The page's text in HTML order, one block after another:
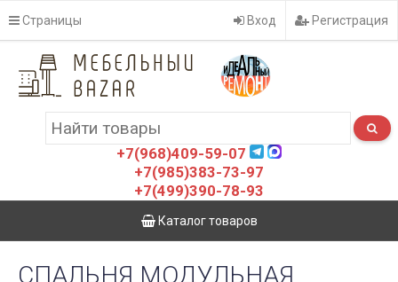
Страницы Вход Регистрация
+7(968)409-59-07
+7(985)383-73-97
+7(499)390-78-93
Каталог товаров
СПАЛЬНЯ МОДУЛЬНАЯ